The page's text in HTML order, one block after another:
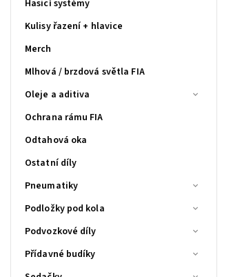
Hasicí systémy
Kulisy řazení + hlavice
Merch
Mlhová / brzdová světla FIA
Oleje a aditiva
Ochrana rámu FIA
Odtahová oka
Ostatní díly
Pneumatiky
Podložky pod kola
Podvozkové díly
Přídavné budíky